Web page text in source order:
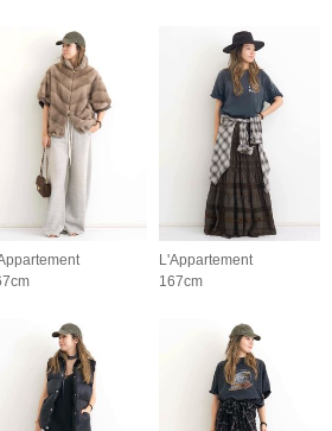
L'Appartement
167cm